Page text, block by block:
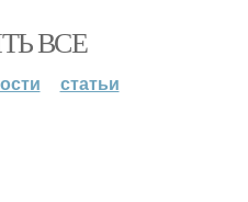
ВСЕ
статьи